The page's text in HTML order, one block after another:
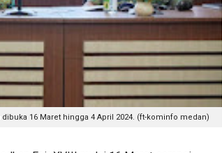
16 Maret hingga 4 April 2024. (ft-kominfo medan)